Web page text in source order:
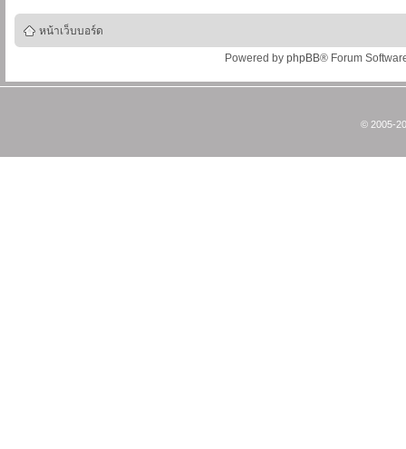
หน้าเว็บบอร์ด
Powered by phpBB® Forum
© 2005-